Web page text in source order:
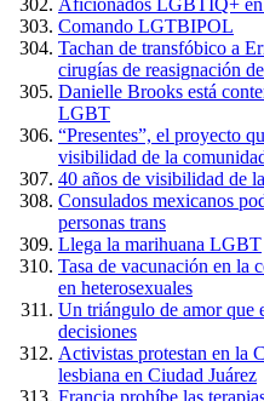
Aficionados LGBTIQ+
Comando LGTBIPOL
Tachan de transfóbico a
cirugías de reasignación
Danielle Brooks está
LGBT
“Presentes”, el proyecto
visibilidad de la
40 años de visibilidad de
Consulados mexicanos
personas trans
Llega la marihuana LGBT
Tasa de vacunación en la
en heterosexuales
Un triángulo de amor que
decisiones
Activistas protestan en la
lesbiana en Ciudad Juárez
Francia prohíbe las